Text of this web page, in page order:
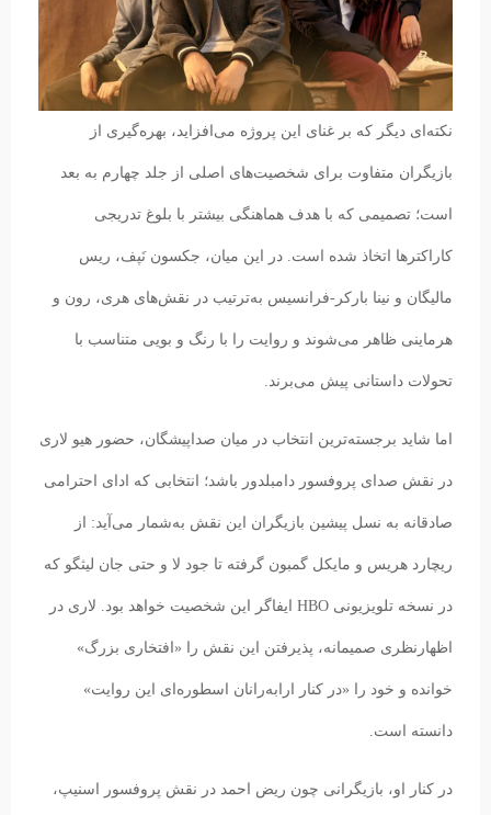
نکته‌ای دیگر که بر غنای این پروژه می‌افزاید، بهره‌گیری از
بازیگران متفاوت برای شخصیت‌های اصلی از جلد چهارم به بعد
است؛ تصمیمی که با هدف هماهنگی بیشتر با بلوغ تدریجی
کاراکترها اتخاذ شده است. در این میان، جکسون نَپف، ریس
مالیگان و نینا بارکر-فرانسیس به‌ترتیب در نقش‌های هری، رون و
هرماینی ظاهر می‌شوند و روایت را با رنگ و بویی متناسب با
تحولات داستانی پیش می‌برند.
اما شاید برجسته‌ترین انتخاب در میان صداپیشگان، حضور هیو لاری
در نقش صدای پروفسور دامبلدور باشد؛ انتخابی که ادای احترامی
صادقانه به نسل پیشین بازیگران این نقش به‌شمار می‌آید: از
ریچارد هریس و مایکل گمبون گرفته تا جود لا و حتی جان لیثگو که
در نسخه تلویزیونی HBO ایفاگر این شخصیت خواهد بود. لاری در
اظهارنظری صمیمانه، پذیرفتن این نقش را «افتخاری بزرگ»
خوانده و خود را «در کنار ارابه‌رانان اسطوره‌ای این روایت»
دانسته است.
در کنار او، بازیگرانی چون ریض احمد در نقش پروفسور اسنیپ،